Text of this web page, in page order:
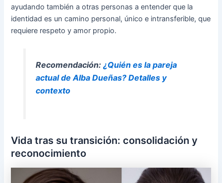
ayudando también a otras personas a entender que la
identidad es un camino personal, único e intransferible, que
requiere respeto y amor propio.
Recomendación: ¿Quién es la pareja
actual de Alba Dueñas? Detalles y
contexto
Vida tras su transición: consolidación y
reconocimiento